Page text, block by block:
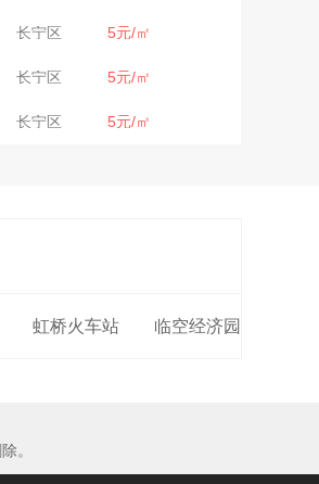
长宁区 5元/㎡
长宁区 5元/㎡
长宁区 5元/㎡
虹桥火车站 临空经济园
。